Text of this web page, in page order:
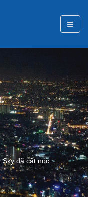
đã cất nóc